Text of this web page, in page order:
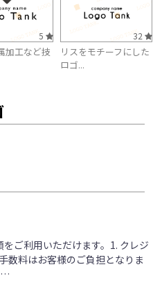
5
加工など技
32
リスをモチーフにした
ロゴ...
ご利用いただけます。1. クレジ
数料はお客様のご負担となりま
…